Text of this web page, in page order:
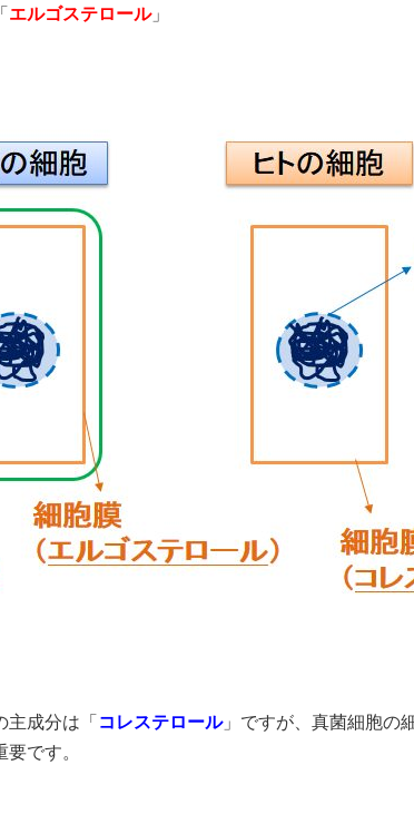
エルゴステロール」
主成分は「コレステロール」ですが、真菌細胞の
です。